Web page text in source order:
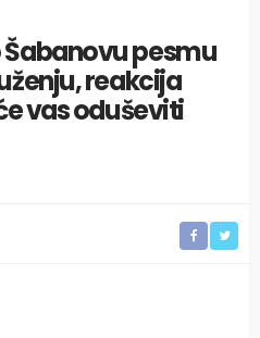
pesmu
reakcija
vas oduševiti